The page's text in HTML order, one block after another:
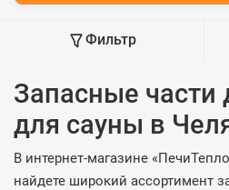
Фильтр
Запасные части
для сауны в
В интернет-магазине
найдете широкий ассортимент